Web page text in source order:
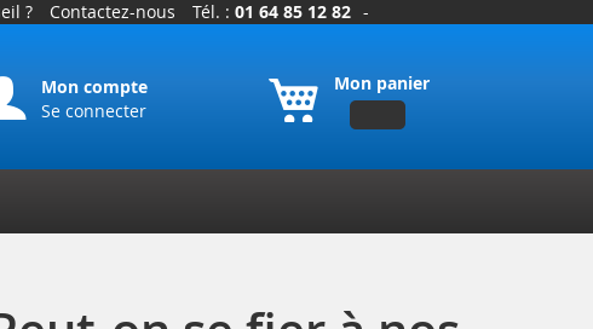
? Contactez-nous Tél. : 01 64 85 12 82 -
Mon panier
Mon compte
Se connecter